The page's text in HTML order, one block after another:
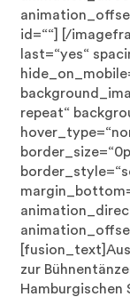
id=““]
[/
last=“yes“
repeat“
zur
Hamburgischen